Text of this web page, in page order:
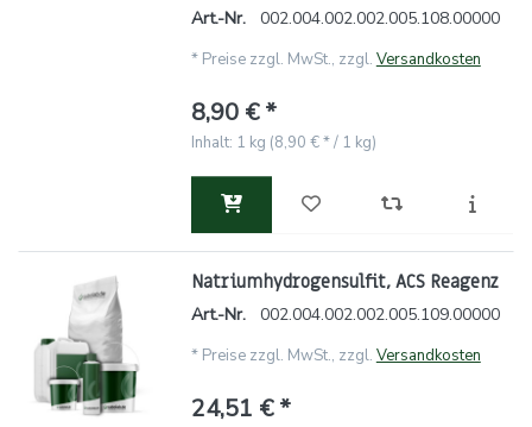
Art.-Nr.
002.004.002.002.005.108.00000
* Preise zzgl. MwSt., zzgl. Versandkosten
8,90 € *
Inhalt: 1 kg (8,90 € * / 1 kg)
Natriumhydrogensulfit, ACS Reagenz
Art.-Nr. 002.004.002.002.005.109.00000
* Preise zzgl. MwSt., zzgl. Versandkosten
24,51 € *